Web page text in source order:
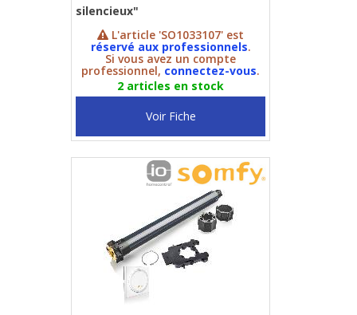
silencieux"
L'article 'SO1033107' est
réservé aux professionnels.
Si vous avez un compte
professionnel, connectez-vous.
2 articles en stock
Voir Fiche